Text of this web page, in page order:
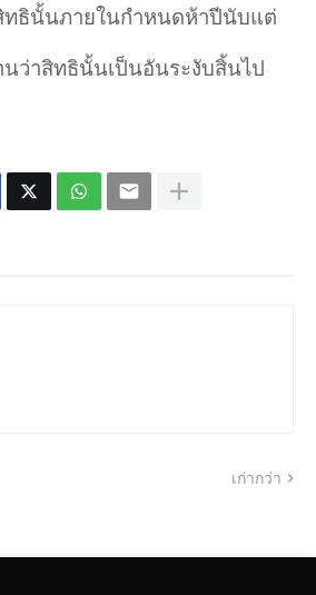
ทธินั้นภายในกำหนดห้าปีนับแต่
ว่าสิทธินั้นเป็นอันระงับสิ้นไป
เก่ากว่า